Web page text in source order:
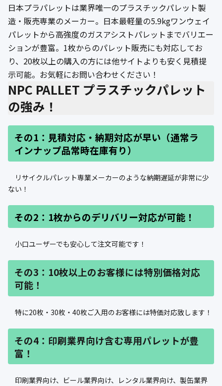
イラン情勢まとめ ▼
公式ブログ
会社案内
🇺🇸🇰🇷🇹🇼🇻🇳
日本プラパレットは業界唯一のプラスチックパレット製
造・販売専業のメーカー。日本最軽量の5.9kgワンウェイ
パレットから高強度のガスアシストパレットまでバリエー
ションが豊富。1枚からのパレット販売にも対応してお
り、20枚以上の購入の方には他サイトよりも安く見積提
示可能。お気軽にお問い合わせください！
NPC PALLET プラスチックパレット
の強み！
その1：見積対応・納期対応が早い（通常ラ
インナップ品常時在庫有り）
リサイクルパレット専業メーカーのような納期遅延が非常に少
ない！
その2：1枚からのデリバリー対応が可能！
小口ユーザーでも安心して注文可能です！
その3：10枚以上のお客様には特別価格対応
可能！
特に20枚・30枚・40枚ご入用のお客様には特価対応致します！
その4：印刷業界向け含む専用パレットが豊
富！
印刷業界向け、ビール業界向け、レンタル業界向け、製缶業界